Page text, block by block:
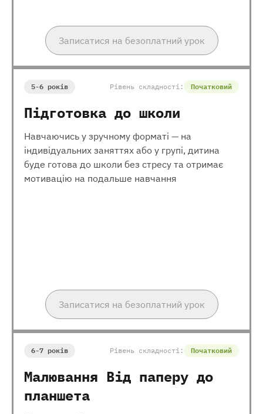
Записатися на безоплатний урок
5-6 років Рівень складності: Початковий
Підготовка до школи
Навчаючись у зручному форматі — на
індивідуальних заняттях або у групі, дитина
буде готова до школи без стресу та отримає
мотивацію на подальше навчання
Записатися на безоплатний урок
6-7 років Рівень складності: Початковий
Малювання Від паперу до
планшета